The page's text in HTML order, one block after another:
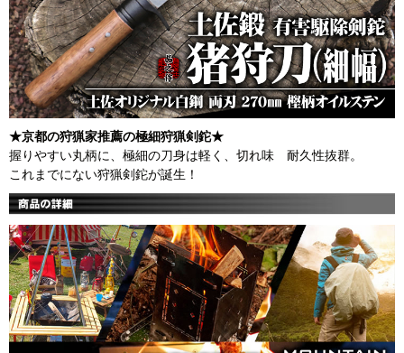
★京都の狩猟家推薦の極細狩猟剣鉈★
握りやすい丸柄に、極細の刀身は軽く、切れ味 耐久性抜群。
これまでにない狩猟剣鉈が誕生！